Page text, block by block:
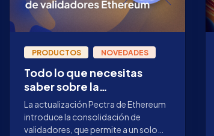
PRODUCTOS NOVEDADES
Todo lo que necesitas
saber sobre la
consolidación de
validadores en Ethereum
tras la actualización Pectra
La actualización Pectra de Ethereum
introduce la consolidación de
validadores, que permite a un solo